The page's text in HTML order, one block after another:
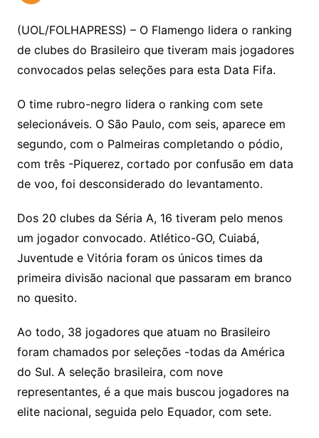
(UOL/FOLHAPRESS) – O Flamengo lidera o ranking
de clubes do Brasileiro que tiveram mais jogadores
convocados pelas seleções para esta Data Fifa.
O time rubro-negro lidera o ranking com sete
selecionáveis. O São Paulo, com seis, aparece em
segundo, com o Palmeiras completando o pódio,
com três -Piquerez, cortado por confusão em data
de voo, foi desconsiderado do levantamento.
Dos 20 clubes da Séria A, 16 tiveram pelo menos
um jogador convocado. Atlético-GO, Cuiabá,
Juventude e Vitória foram os únicos times da
primeira divisão nacional que passaram em branco
no quesito.
Ao todo, 38 jogadores que atuam no Brasileiro
foram chamados por seleções -todas da América
do Sul. A seleção brasileira, com nove
representantes, é a que mais buscou jogadores na
elite nacional, seguida pelo Equador, com sete.